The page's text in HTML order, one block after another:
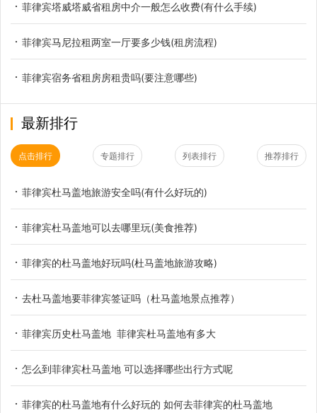
菲律宾塔威塔威省租房中介一般怎么收费(有什么手续)
菲律宾马尼拉租两室一厅要多少钱(租房流程)
菲律宾宿务省租房房租贵吗(要注意哪些)
最新排行
点击排行 专题排行 列表排行 推荐排行
菲律宾杜马盖地旅游安全吗(有什么好玩的)
菲律宾杜马盖地可以去哪里玩(美食推荐)
菲律宾的杜马盖地好玩吗(杜马盖地旅游攻略)
去杜马盖地要菲律宾签证吗（杜马盖地景点推荐）
菲律宾历史杜马盖地 菲律宾杜马盖地有多大
怎么到菲律宾杜马盖地 可以选择哪些出行方式呢
菲律宾的杜马盖地有什么好玩的 如何去菲律宾的杜马盖地